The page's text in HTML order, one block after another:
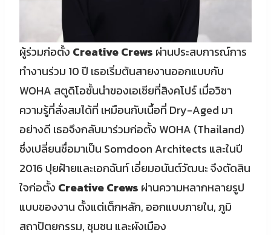
ผู้ร่วมก่อตั้ง Creative Crews ผ่านประสบการณ์การ
ทำงานร่วม 10 ปี เธอเริ่มต้นสายงานออกแบบกับ
WOHA สตูดิโอชั้นนำของเอเชียที่สิงคโปร์ เมื่อวิชา
ความรู้ที่สั่งสมได้ที่ เหมือนกับเนื้อที่ Dry-Aged มา
อย่างดี เธอจึงกลับมาร่วมก่อตั้ง WOHA (Thailand)
ซึ่งเปลี่ยนชื่อมาเป็น Somdoon Architects และในปี
2016 ปุยฝ้ายและเอกฉันท์ เอี่ยมอนันต์วัฒนะ จึงตัดสิน
ใจก่อตั้ง Creative Crews ผ่านความหลากหลายรูป
แบบของงาน ตั้งแต่เต็กหลัก, ออกแบบภายใน, ภูมิ
สถาปัตยกรรม, ชุมชน และผังเมือง